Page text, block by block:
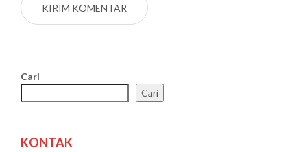
Cari
Cari
KONTAK